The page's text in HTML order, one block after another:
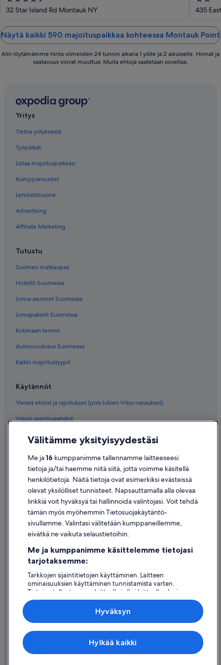
out
5
32 Star Island Rd Montauk NY
out
5
435
Näytä kaikki 590 majoituspaikkaa kohteessa Montauk Point
Alin löytämämme hinta viimeisten 24 tunnin aikana 1 yölle ja 2 aikuiselle. Hinnat ja
saatavuus voivat muuttua. Muita ehtoja saatetaan soveltaa.
Yritys
Tietoa yrityksestä
Työpaikat
Listaa majoituspaikkasi
Kumppanuudet
Lehdistöhuone
Advertising
Affiliate Marketing
Tutustu
Suomen matkaopas
Hotellit Suomessa
Loma-asunnot Suomessa
Lomapaketit Suomessa
Kotimaan lennot
Autonvuokraus Suomessa
Kaikki majoitustyypit
Käytännöt
Yleiset ehdot ja rajoitukset (pois lukien Vrbo-varaukset)
Vrbon sopimusehdot
Evästeet
Käyttöehdot
Oikeudelliset tiedot / ota meihin yhteyttä
Sisältövaatimukset ja ilmoituksen tekeminen sisällöstä
Tuki
Ota yhteyttä
Hyvityksen hakeminen ja aikarajat
Varaa lento lentoyhtiön hyvityskupongeilla
Kansainväliset matka-asiakirjat
© 2026 Expedia, Inc., Expedia Groupin yritys. Kaikki oikeudet
pidätetään. Expedia ja Expedia-logo ovat Expedia, Inc.:n tavaramerkkejä
Välitämme yksityisyydestäsi
Me ja16 kumppanimme tallennamme laitteeseesi
tietoja ja/tai haemme niitä siitä, jotta voimme käsitellä
henkilötietoja. Näitä tietoja ovat esimerkiksi evästeissä
olevat yksilölliset tunnisteet. Napsauttamalla alla olevaa
linkkiä voit hyväksyä tai hallinnoida valintojasi. Voit tehdä
tämän myös myöhemmin Tietosuojakäytäntö-
sivullamme. Valintasi välitetään kumppaneillemme,
eivätkä ne vaikuta selaustietoihin.
Me ja kumppanimme käsittelemme tietojasi
tarjotaksemme:
Tarkkojen sijaintitietojen käyttäminen. Laitteen
ominaisuuksien käyttäminen tunnistamista varten.
Tietojen tallentaminen laitteelle ja/tai laitteella olevien
tietojen käyttö. Kohdennettu mainonta ja personoitu
sisältö, mainonnan ja sisällön mittaus, yleisötutkimus ja
Hylkää kaikki
Hyväksyn